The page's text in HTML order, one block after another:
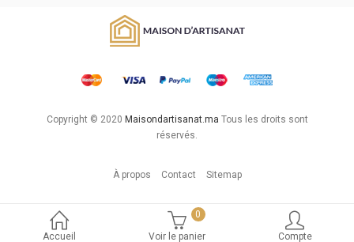
Accueil
0
Voir le panier
Compte
Copyright © 2020 Maisondartisanat.ma Tous les droits sont
réservés.
À propos Contact Sitemap